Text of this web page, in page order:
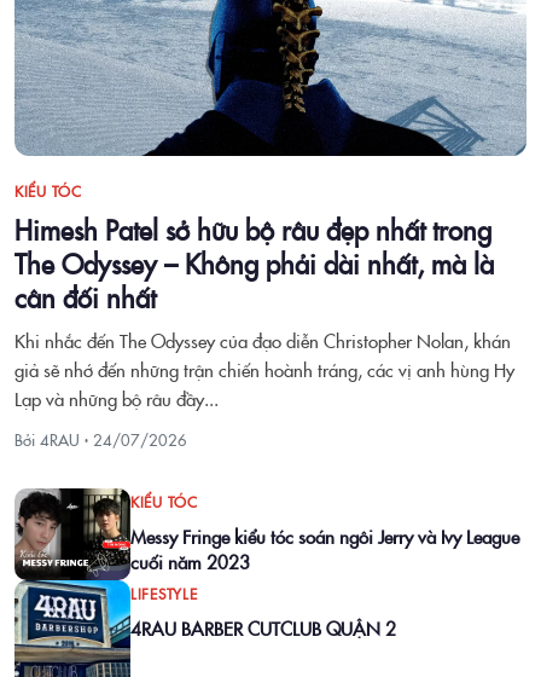
KIỂU TÓC
Himesh Patel sở hữu bộ râu đẹp nhất trong
The Odyssey – Không phải dài nhất, mà là
cân đối nhất
Khi nhắc đến The Odyssey của đạo diễn Christopher Nolan, khán
giả sẽ nhớ đến những trận chiến hoành tráng, các vị anh hùng Hy
Lạp và những bộ râu đầy...
Bởi 4RAU · 24/07/2026
KIỂU TÓC
Messy Fringe kiểu tóc soán ngôi Jerry và Ivy League
cuối năm 2023
LIFESTYLE
4RAU BARBER CUTCLUB QUẬN 2